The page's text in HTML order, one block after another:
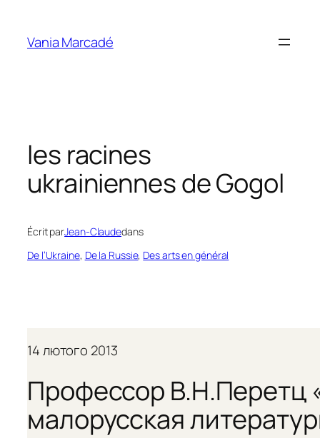
contenu
Vania Marcadé
les racines
ukrainiennes de Gogol
Écrit parJean-Claudedans
De l’Ukraine, De la Russie, Des arts en général
14 лютого 2013
Профессор В.Н.Перетц
малорусская